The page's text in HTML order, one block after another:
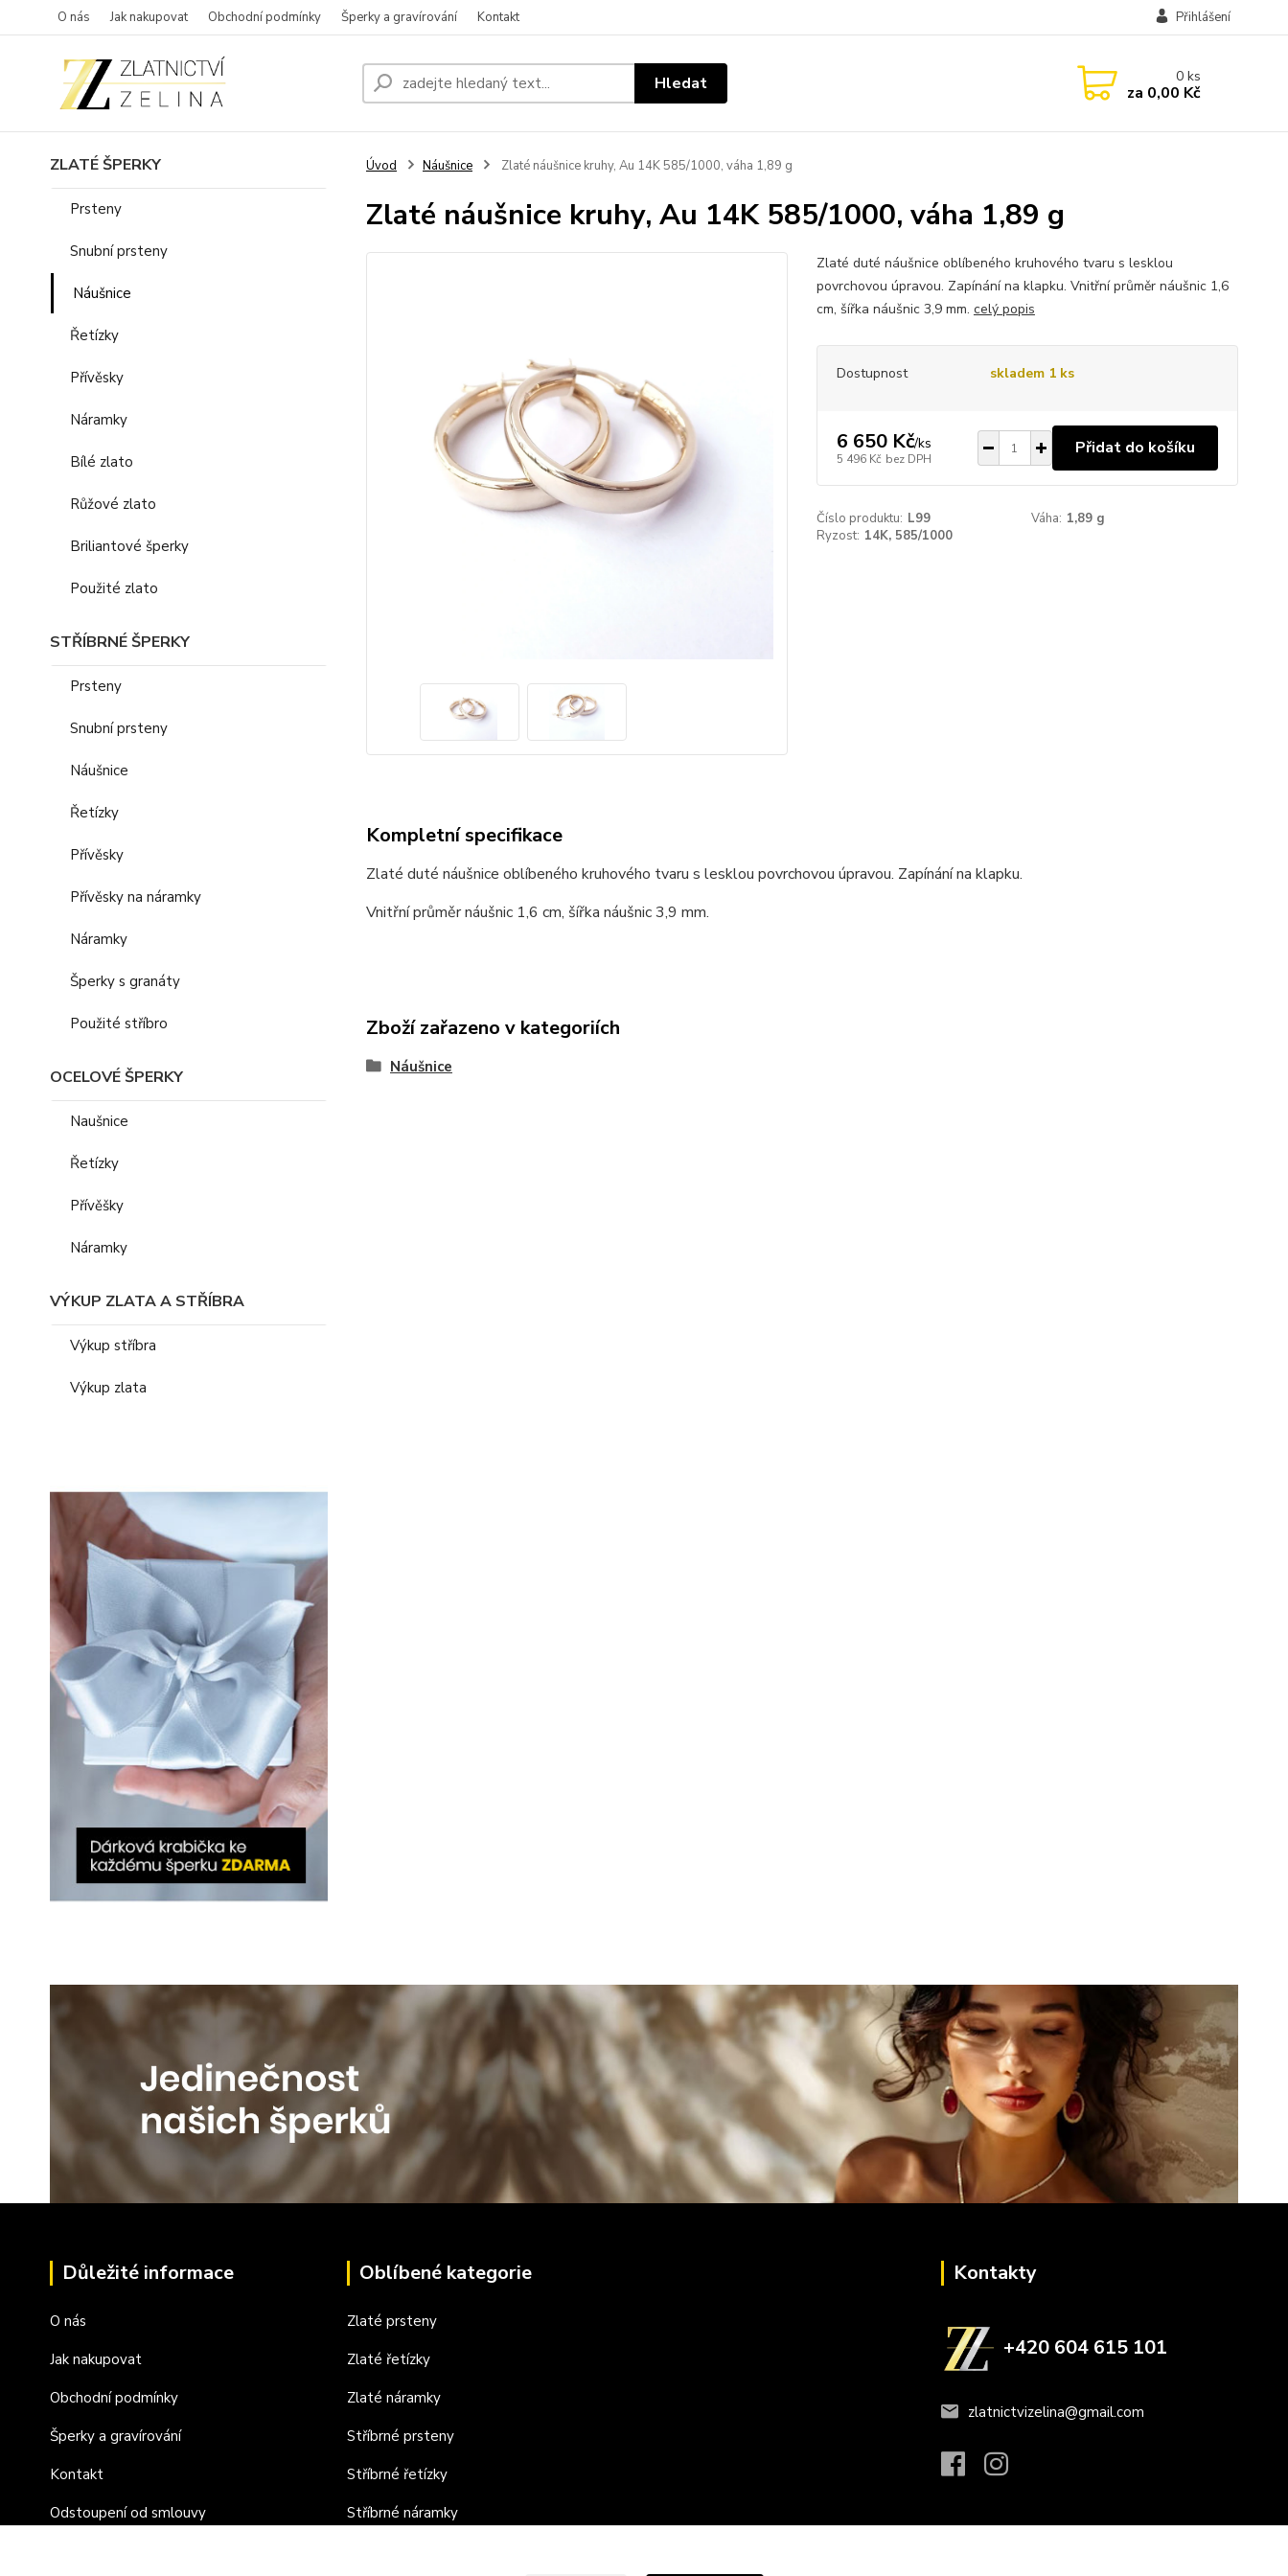
O nás Jak nakupovat Obchodní podmínky Šperky a gravírování Kontakt Přihlášení
Hledat 0ks
za 0,00 Kč
ZLATÉ ŠPERKY
Prsteny
Snubní prsteny
Náušnice
Řetízky
Přívěsky
Náramky
Bílé zlato
Růžové zlato
Briliantové šperky
Použité zlato
STŘÍBRNÉ ŠPERKY
Prsteny
Snubní prsteny
Náušnice
Řetízky
Přívěsky
Přívěsky na náramky
Náramky
Šperky s granáty
Použité stříbro
OCELOVÉ ŠPERKY
Naušnice
Řetízky
Přívěšky
Náramky
VÝKUP ZLATA A STŘÍBRA
Výkup stříbra
Výkup zlata
Úvod Náušnice Zlaté náušnice kruhy, Au 14K 585/1000, váha 1,89 g
Zlaté náušnice kruhy, Au 14K 585/1000, váha 1,89 g
Zlaté duté náušnice oblíbeného kruhového tvaru s lesklou
povrchovou úpravou. Zapínání na klapku. Vnitřní průměr náušnic 1,6
cm, šířka náušnic 3,9 mm. celý popis
Dostupnost skladem 1 ks
6 650 Kč/ks
5 496 Kč bez DPH
Přidat do košíku
Číslo produktu: L99 Váha: 1,89 g
Ryzost: 14K, 585/1000
Kompletní specifikace
Zlaté duté náušnice oblíbeného kruhového tvaru s lesklou povrchovou úpravou. Zapínání na klapku.
Vnitřní průměr náušnic 1,6 cm, šířka náušnic 3,9 mm.
Zboží zařazeno v kategoriích
Náušnice
Důležité informace
O nás
Jak nakupovat
Obchodní podmínky
Šperky a gravírování
Kontakt
Odstoupení od smlouvy
Oblíbené kategorie
Zlaté prsteny
Zlaté řetízky
Zlaté náramky
Stříbrné prsteny
Stříbrné řetízky
Stříbrné náramky
Kontakty
+420 604 615 101
zlatnictvizelina@gmail.com